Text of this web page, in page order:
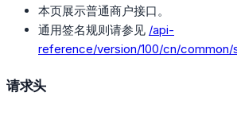
本页展示普通商户接口。
通用签名规则请参见 /api-
reference/version/100/cn/common/
请求头